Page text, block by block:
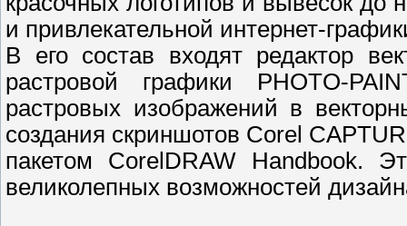
и привлекательной интернет-
В его состав входят редактор
растровой графики PHOTO-
растровых изображений в
создания скриншотов Corel
пакетом CorelDRAW Handbook.
великолепных возможностей